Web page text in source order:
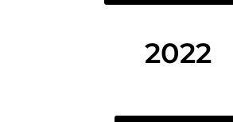
2022